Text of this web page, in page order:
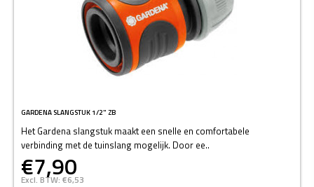
GARDENA SLANGSTUK 1/2" ZB
Het Gardena slangstuk maakt een snelle en comfortabele
verbinding met de tuinslang mogelijk. Door ee..
€7,90
Excl. BTW: €6,53